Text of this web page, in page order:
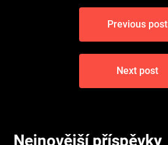
Navigace
příspěvek
Previous post
Next post
Nejnovější příspěvky